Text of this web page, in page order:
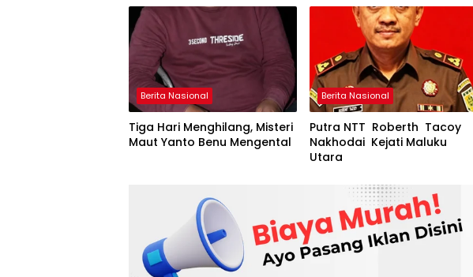
Berita Nasional
Tiga Hari Menghilang, Misteri
Maut Yanto Benu Mengental
Berita Nasional
Putra NTT Roberth Tacoy
Nakhodai Kejati Maluku
Utara